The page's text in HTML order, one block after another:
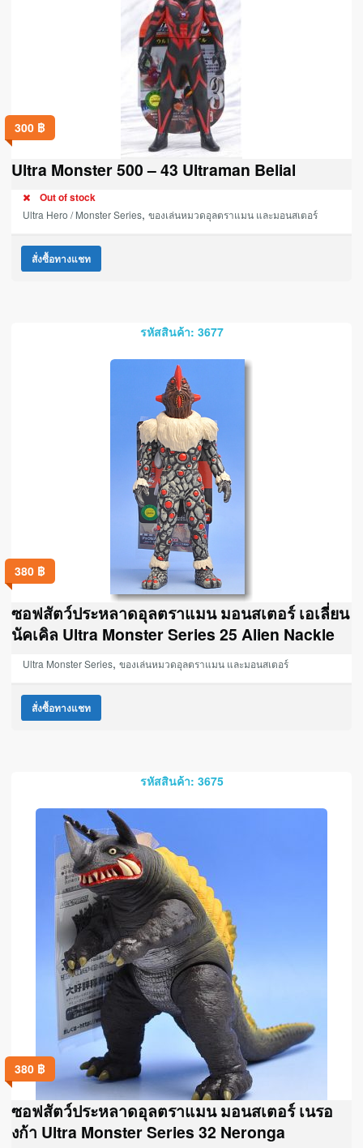
300 ฿
Ultra Monster 500 – 43 Ultraman Belial
Out of stock
Ultra Hero / Monster Series, ของเล่นหมวดอุลตราแมน และมอนสเตอร์
สั่งซื้อทางแชท
รหัสสินค้า: 3677
380 ฿
ซอฟสัตว์ประหลาดอุลตราแมน มอนสเตอร์ เอเลี่ยน
นัคเคิล Ultra Monster Series 25 Alien Nackle
Ultra Monster Series, ของเล่นหมวดอุลตราแมน และมอนสเตอร์
สั่งซื้อทางแชท
รหัสสินค้า: 3675
380 ฿
ซอฟสัตว์ประหลาดอุลตราแมน มอนสเตอร์ เนรอ
งก้า Ultra Monster Series 32 Neronga